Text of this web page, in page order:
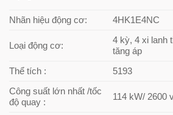
Nhãn hiệu động cơ: 4HK1E4NC
Loại động cơ:
4 kỳ, 4 xi lanh
tăng áp
Thể tích : 5193
Công suất lớn nhất /tốc
độ quay :
114 kW/ 2600